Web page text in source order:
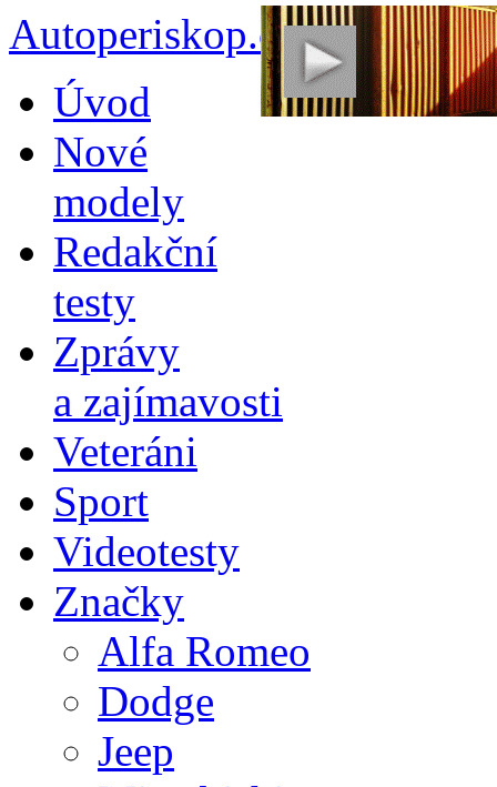
Autoperiskop.cz –
obsahu
webu
Úvod
Nové
modely
Redakční
testy
Zprávy
a zajímavosti
Veteráni
Sport
Videotesty
Značky
Alfa Romeo
Dodge
Jeep